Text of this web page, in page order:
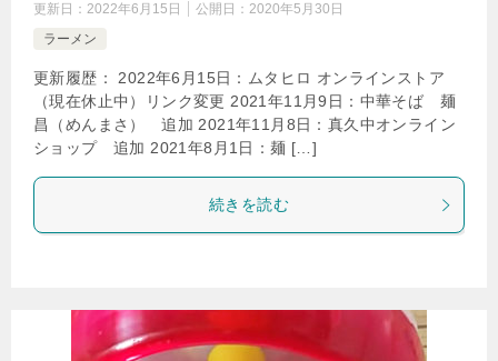
更新日： 2022年6月15日 公開日： 2020年5月30日
ラーメン
更新履歴： 2022年6月15日：ムタヒロ オンラインストア
（現在休止中）リンク変更 2021年11月9日：中華そば 麺
昌（めんまさ） 追加 2021年11月8日：真久中オンライン
ショップ 追加 2021年8月1日：麺 […]
続きを読む